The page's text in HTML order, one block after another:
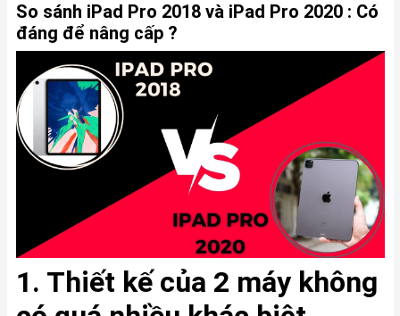
So sánh iPad Pro 2018 và iPad Pro 2020 : Có
đáng để nâng cấp ?
1. Thiết kế của 2 máy không